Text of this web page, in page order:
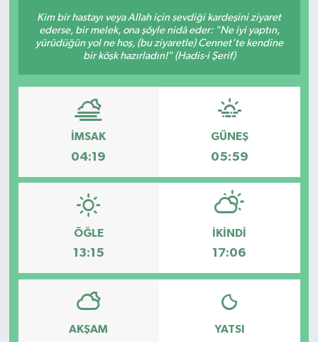
Kim bir hastayı veya Allah için sevdiği kardeşini ziyaret
ederse, bir melek, ona şöyle nidâ eder: "Ne iyi yaptın,
yürüdüğün yol ne hoş, (bu ziyaretle) Cennet’te kendine
bir köşk hazırladın!" (Hadis-i Şerif)
İMSAK
04:19
GÜNEŞ
05:59
ÖĞLE
13:15
İKINDI
17:06
AKŞAM YATSI